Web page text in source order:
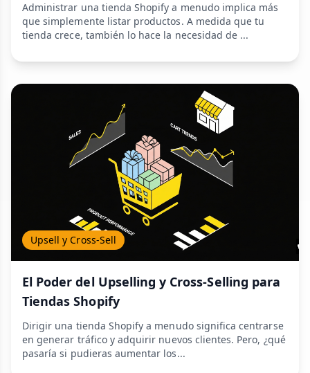
Administrar una tienda Shopify a menudo implica más
que simplemente listar productos. A medida que tu
tienda crece, también lo hace la necesidad de ...
Upsell y Cross-Sell
El Poder del Upselling y Cross-Selling para
Tiendas Shopify
Dirigir una tienda Shopify a menudo significa centrarse
en generar tráfico y adquirir nuevos clientes. Pero, ¿qué
pasaría si pudieras aumentar los...